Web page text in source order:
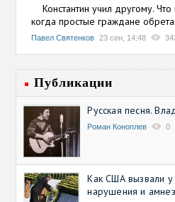
Константин учил другому. Что
когда простые граждане
Павел Святенков 23 сен, 14:48
Публикации
Русская песня.
Роман Коноплев 0
Как США вызвали у
нарушения и